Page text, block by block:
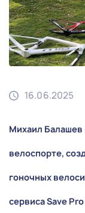
16.06.2025
Михаил Балашев
велоспорте,
гоночных
сервиса Save